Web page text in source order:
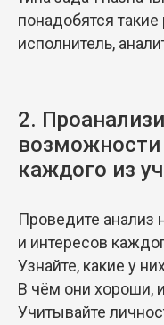
понадобятся такие
исполнитель,
2.
возможности
каждого из
Проведите анализ
и интересов
Узнайте, какие у
В чём они хороши,
Учитывайте